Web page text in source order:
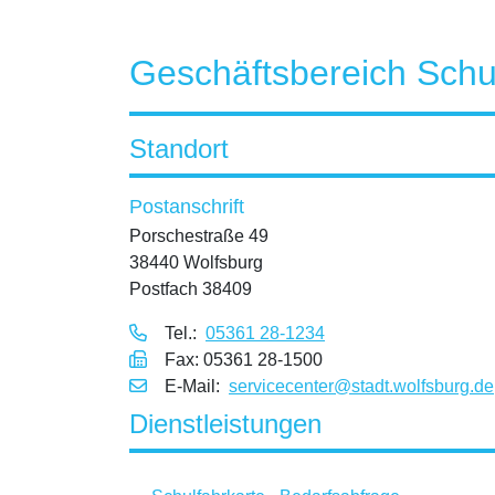
Geschäftsbereich
Standort
Postanschrift
Porschestraße 49
38440 Wolfsburg
Postfach 38409
Tel.: 05361 28-1234
Fax: 05361 28-1500
E‑Mail: servicecenter@stadt.wolfsburg.de
Dienstleistungen